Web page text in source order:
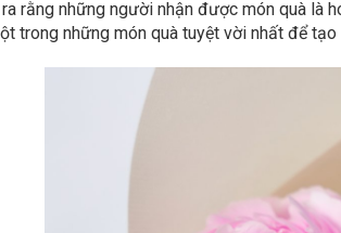
rằng những người nhận được món quà
trong những món quà tuyệt vời nhất để